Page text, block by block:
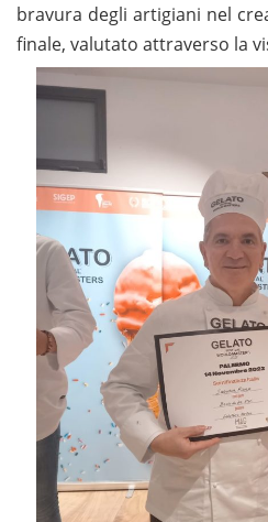
bravura degli artigiani nel
finale, valutato attraverso la